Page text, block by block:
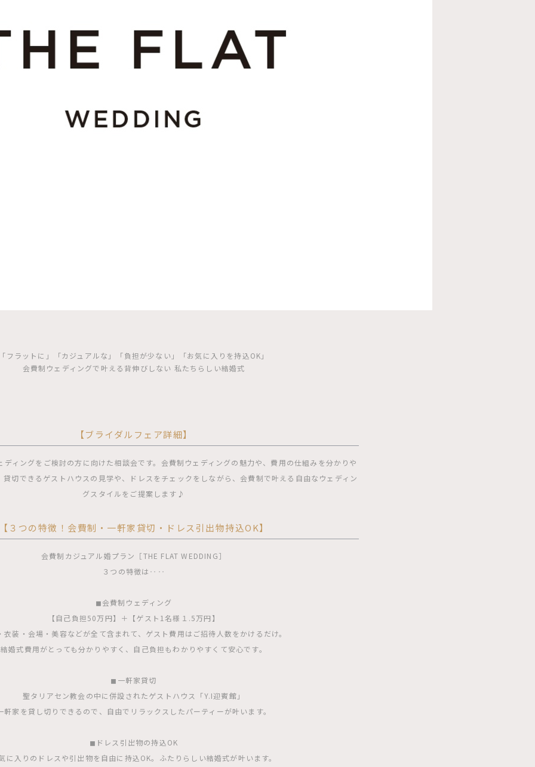
フラットに」「カジュアルな」「負担が少ない」「お気に入りを持込OK」
会費制ウェディングで叶える背伸びしない 私たちらしい結婚式
【ブライダルフェア詳細】
ディングをご検討の方に向けた相談会です。会費制ウェディングの魅力や、費用の仕組みを分かりや
切できるゲストハウスの見学や、ドレスをチェックをしながら、会費制で叶える自由なウェディン
グスタイルをご提案します♪
３つの特徴！会費制・一軒家貸切・ドレス引出物持込OK】
会費制カジュアル婚プラン［THE FLAT WEDDING］
３つの特徴は‥‥
◼︎会費制ウェディング
【自己負担50万円】＋【ゲスト1名様１.5万円】
衣装・会場・美容などが全て含まれて、ゲスト費用はご招待人数をかけるだけ。
結婚式費用がとっても分かりやすく、自己負担もわかりやすくて安心です。
◼︎一軒家貸切
聖タリアセン教会の中に併設されたゲストハウス「Y.I迎賓館」
軒家を貸し切りできるので、自由でリラックスしたパーティーが叶います。
◼︎ドレス引出物の持込OK
に入りのドレスや引出物を自由に持込OK。ふたりらしい結婚式が叶います。